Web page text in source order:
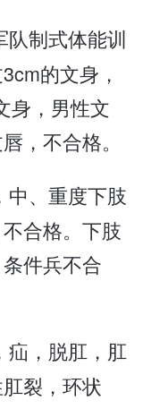
队制式体能训
的文身，
身，男性文
，不合格。
中、重度下肢
合格。下肢
件兵不合
疝，脱肛，肛
裂，环状